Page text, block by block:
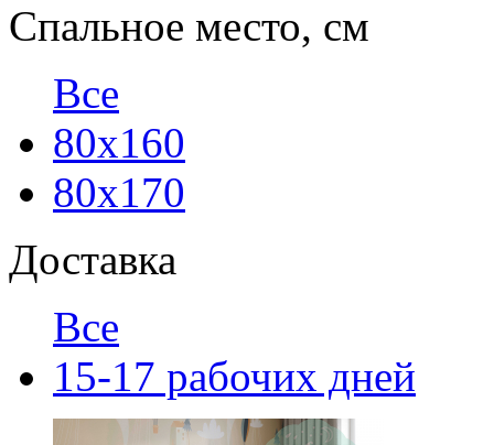
Спальное место, см
Все
80х160
80х170
Доставка
Все
15-17 рабочих дней